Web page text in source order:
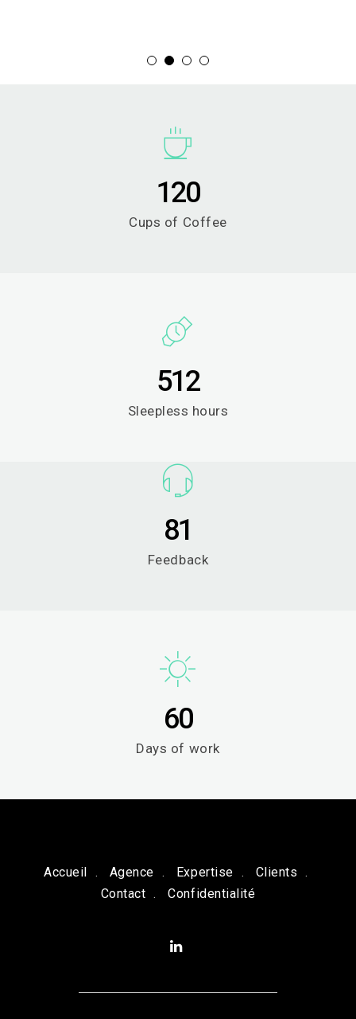
120
Cups of Coffee
512
Sleepless hours
81
Feedback
60
Days of work
Accueil Agence Expertise
Clients
Contact
Confidentialité